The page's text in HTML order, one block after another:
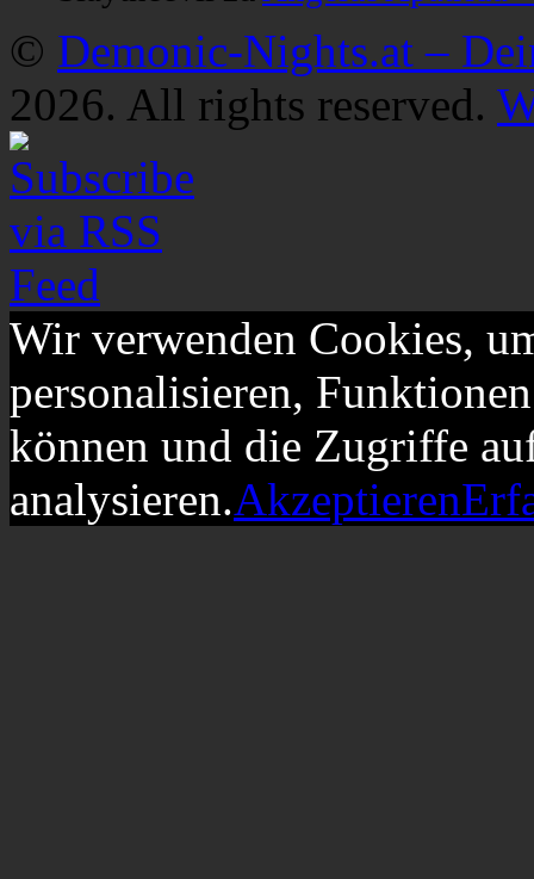
© Demonic-Nights.at –
2026. All rights reserved.
Wir verwenden Cookies,
personalisieren,
können und die Zugriffe
analysieren.Akzeptieren